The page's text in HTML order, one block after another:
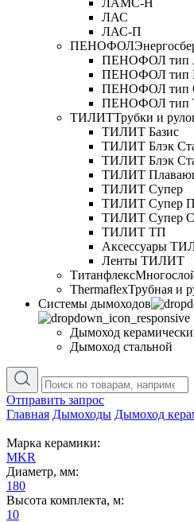
ЛАМС-Н
ЛАС
ЛАС-П
ПЕНОФОЛ
ПЕНОФОЛ тип
ПЕНОФОЛ тип
ПЕНОФОЛ тип
ПЕНОФОЛ тип
ТИЛИТТрубки и
ТИЛИТ Базис
ТИЛИТ Блэк
ТИЛИТ Блэк
ТИЛИТ
ТИЛИТ Супер
ТИЛИТ Супер
ТИЛИТ Супер
ТИЛИТ ТП
Аксессуары
Ленты ТИЛИТ
Титанфлекс
ThermaflexТрубная и
Cистемы дымоходов
Дымоход
Дымоход стальной
Отправить запрос
Главная Дымоходы Дымоход
Марка керамики:
MKR
Диаметр, мм:
180
Высота комплекта, м:
10